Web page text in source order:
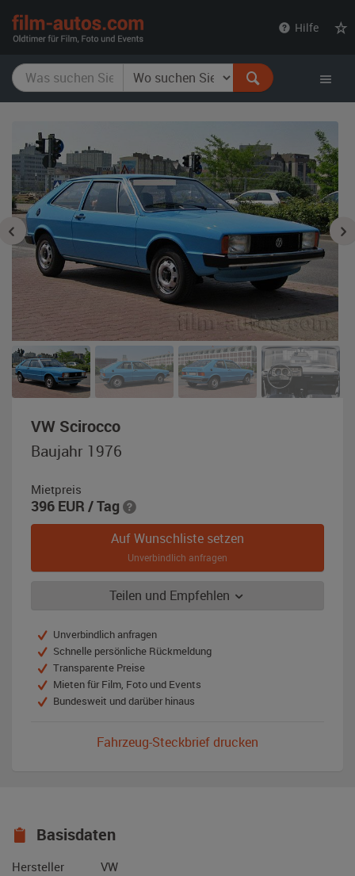
Hilfe
VW Scirocco,
Baujahr
Baujahr 1976
Mietpreis
396 EUR / Tag
Auf Wunschliste setzen
Unverbindlich anfragen
Teilen und Empfehlen
Unverbindlich anfragen
Schnelle persönliche Rückmeldung
Transparente Preise
Mieten für Film, Foto und Events
Bundesweit und darüber hinaus
Fahrzeug-Steckbrief drucken
Basisdaten
Hersteller
VW